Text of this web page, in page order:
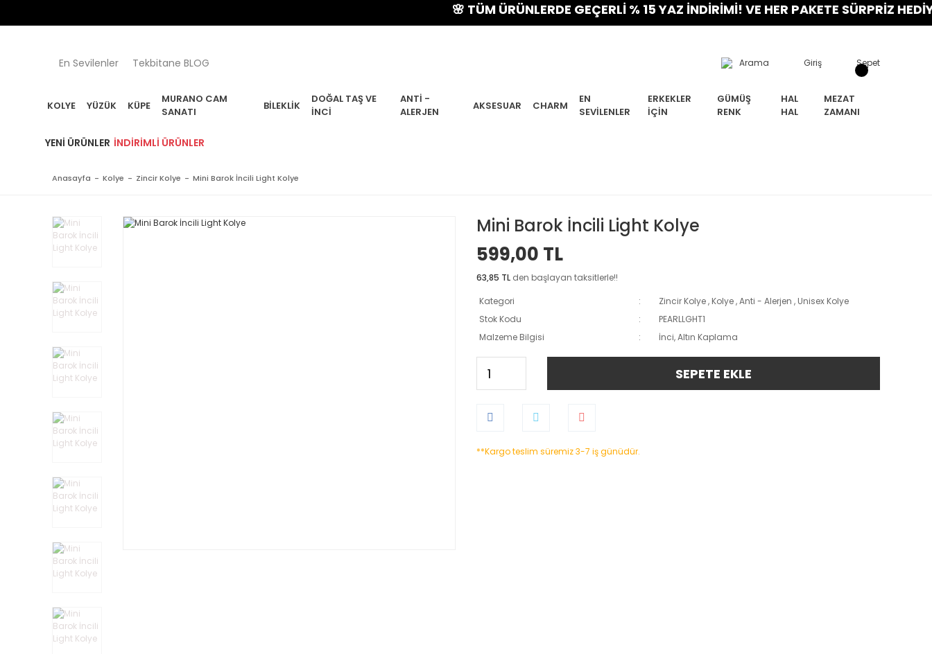
🌸 TÜM ÜRÜNLERDE GEÇERLİ % 15 YAZ İNDİRİMİ! VE HER PAKETE SÜRPRİZ HEDİYE!
En Sevilenler Tekbitane BLOG Arama Giriş Sepet
KOLYE YÜZÜK KÜPE
MURANO CAM
SANATI
BILEKLIK
DOĞAL TAŞ VE
İNCI
ANTI -
ALERJEN
AKSESUAR CHARM
EN
SEVILENLER
ERKEKLER
İÇIN
GÜMÜŞ
RENK
HAL
HAL
MEZAT
ZAMANI
YENI ÜRÜNLER İNDIRIMLI ÜRÜNLER
Anasayfa Kolye Zincir Kolye Mini Barok İncili Light Kolye
Mini Barok İncili Light Kolye
599,00 TL
63,85 TL den başlayan taksitlerle!!
Kategori
Zincir Kolye , Kolye ,Anti - Alerjen , Unisex Kolye
Stok Kodu
PEARLLGHT1
Malzeme Bilgisi
İnci, Altın Kaplama
SEPETE EKLE
**Kargo teslim süremiz 3-7 iş günüdür.